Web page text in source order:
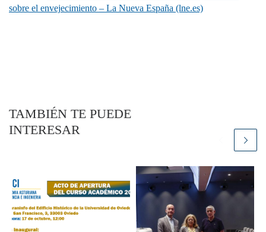
sobre el envejecimiento – La Nueva España (lne.es)
TAMBIÉN TE PUEDE
INTERESAR